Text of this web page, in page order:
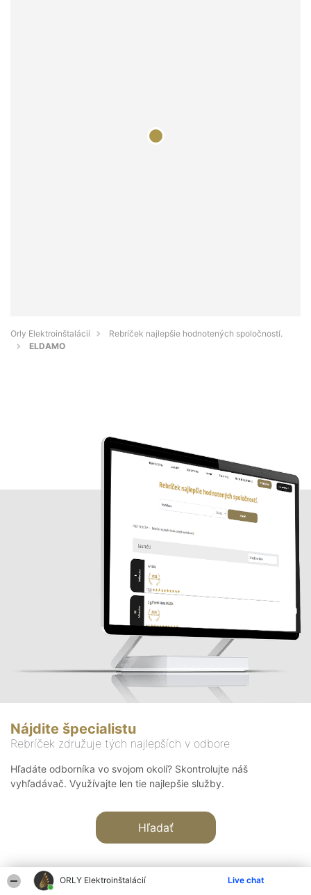
ORLY Elektroinštalácií Live chat
Orly Elektroinštalácií
Rebríček najlepšie hodnotených spoločností.
ELDAMO
Nájdite špecialistu
Rebríček združuje tých najlepších v odbore
Hľadáte odborníka vo svojom okolí? Skontrolujte náš
vyhľadávač. Využívajte len tie najlepšie služby.
Hľadať